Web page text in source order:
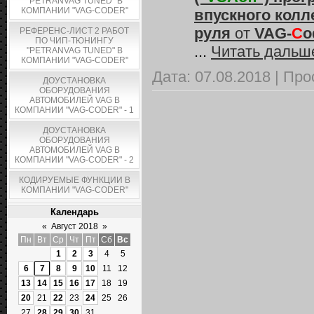
КОМПАНИИ "VAG-CODER"
РЕФЕРЕНС-ЛИСТ 2 РАБОТ
ПО ЧИП-ТЮНИНГУ
"PETRANVAG TUNED" В
КОМПАНИИ "VAG-CODER"
ДОУСТАНОВКА
ОБОРУДОВАНИЯ
АВТОМОБИЛЕЙ VAG В
КОМПАНИИ "VAG-CODER" - 1
ДОУСТАНОВКА
ОБОРУДОВАНИЯ
АВТОМОБИЛЕЙ VAG В
КОМПАНИИ "VAG-CODER" - 2
КОДИРУЕМЫЕ ФУНКЦИИ В
КОМПАНИИ "VAG-CODER"
Календарь
« Август 2018 »
Пн
Вт Ср Чт Пт Сб
Вс
1
2 3 4
5
6
7 8 9 10 11
12
13
14 15 16 17 18
19
20
21 22 23 24 25
26
впускного
руля от VAG-C
... Читать
Дата: 07.08.2018 |